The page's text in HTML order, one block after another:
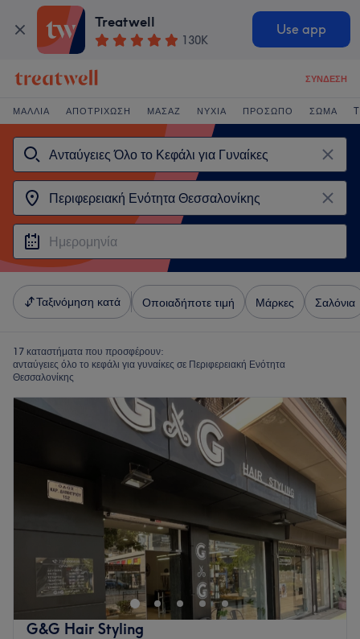
Treatwell
130K
Use app
ΣΎΝΔΕΣΗ
ΜΑΛΛΙΆ ΑΠΟΤΡΊΧΩΣΗ ΜΑΣΆΖ ΝΎΧΙΑ ΠΡΌΣΩΠΟ ΣΏΜΑ
Ταξινόμηση κατά Οποιαδήποτε τιμή Μάρκες Σαλόνια
17 καταστήματα που προσφέρουν:
ανταύγειες όλο το κεφάλι για γυναίκες σε Περιφερειακή Ενότητα
Θεσσαλονίκης
G&G Hair Styling